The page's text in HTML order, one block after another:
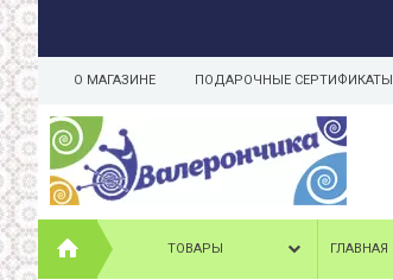
О МАГАЗИНЕ ПОДАРОЧНЫЕ СЕРТИФИКАТЫ
ТОВАРЫ ГЛАВНАЯ